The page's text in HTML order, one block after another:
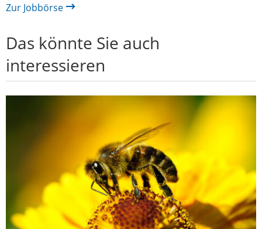
Zur Jobbörse
Das könnte Sie auch
interessieren